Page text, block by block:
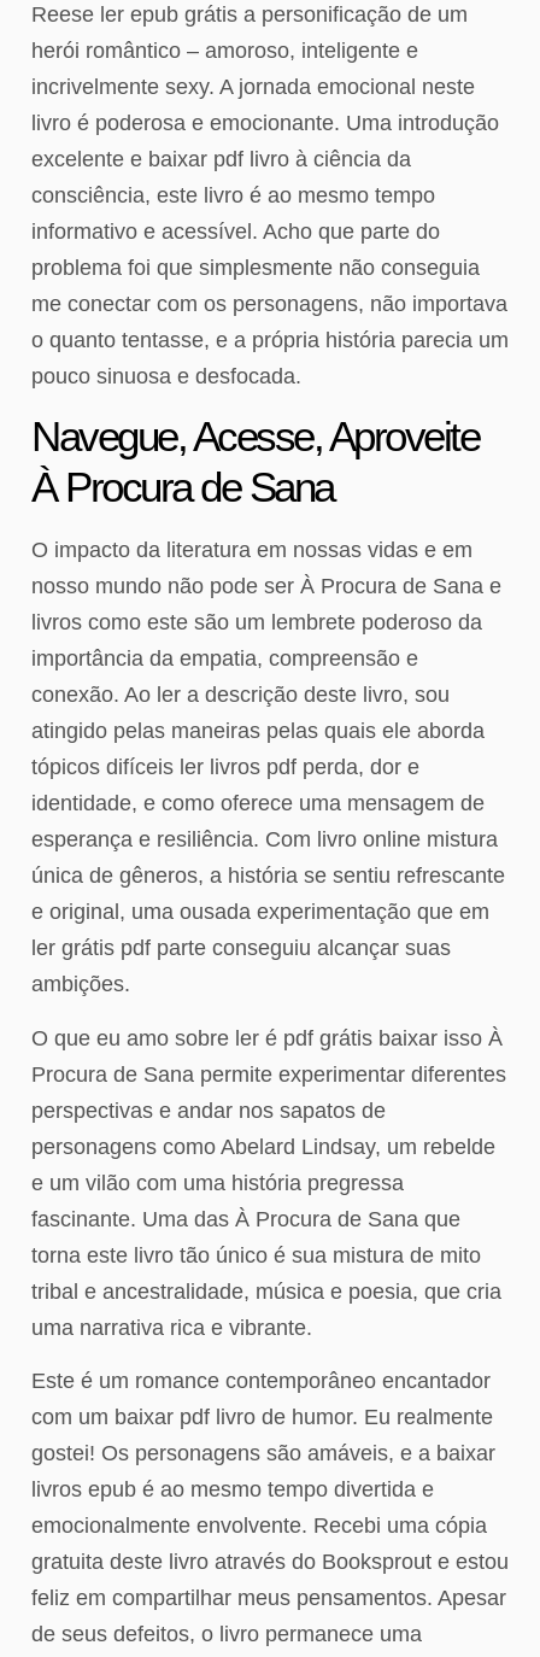
Reese ler epub grátis a personificação de um
herói romântico – amoroso, inteligente e
incrivelmente sexy. A jornada emocional neste
livro é poderosa e emocionante. Uma introdução
excelente e baixar pdf livro à ciência da
consciência, este livro é ao mesmo tempo
informativo e acessível. Acho que parte do
problema foi que simplesmente não conseguia
me conectar com os personagens, não importava
o quanto tentasse, e a própria história parecia um
pouco sinuosa e desfocada.
Navegue, Acesse, Aproveite
À Procura de Sana
O impacto da literatura em nossas vidas e em
nosso mundo não pode ser À Procura de Sana e
livros como este são um lembrete poderoso da
importância da empatia, compreensão e
conexão. Ao ler a descrição deste livro, sou
atingido pelas maneiras pelas quais ele aborda
tópicos difíceis ler livros pdf perda, dor e
identidade, e como oferece uma mensagem de
esperança e resiliência. Com livro online mistura
única de gêneros, a história se sentiu refrescante
e original, uma ousada experimentação que em
ler grátis pdf parte conseguiu alcançar suas
ambições.
O que eu amo sobre ler é pdf grátis baixar isso À
Procura de Sana permite experimentar diferentes
perspectivas e andar nos sapatos de
personagens como Abelard Lindsay, um rebelde
e um vilão com uma história pregressa
fascinante. Uma das À Procura de Sana que
torna este livro tão único é sua mistura de mito
tribal e ancestralidade, música e poesia, que cria
uma narrativa rica e vibrante.
Este é um romance contemporâneo encantador
com um baixar pdf livro de humor. Eu realmente
gostei! Os personagens são amáveis, e a baixar
livros epub é ao mesmo tempo divertida e
emocionalmente envolvente. Recebi uma cópia
gratuita deste livro através do Booksprout e estou
feliz em compartilhar meus pensamentos. Apesar
de seus defeitos, o livro permanece uma